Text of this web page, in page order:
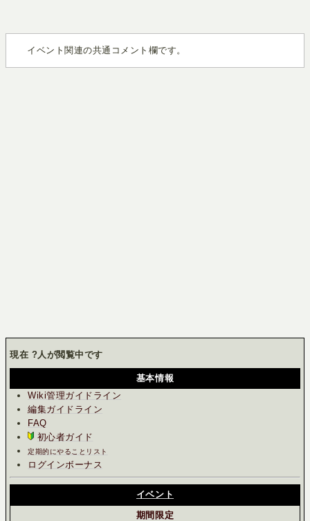
イベント関連の共通コメント欄です。
現在 ? 人が閲覧中です
基本情報
Wiki管理ガイドライン
編集ガイドライン
FAQ
初心者ガイド
定期的にやることリスト
ログインボーナス
イベント
期間限定